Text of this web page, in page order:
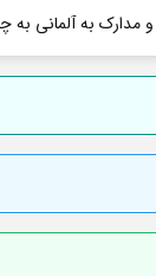
و مدارک به آلمانی